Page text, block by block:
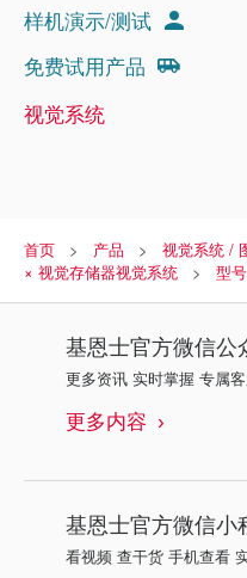
样机演示/测试
免费试用产品
视觉系统
首页 产品 视觉系统 /
× 视觉存储器视觉系统
型号
基恩士官方微信公
更多资讯 实时掌握 专属
更多内容
基恩士官方微信小
看视频 查干货 手机查看